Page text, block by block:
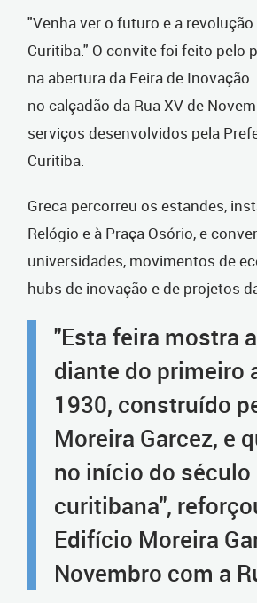
"Venha ver o futuro e a
Curitiba." O convite foi feito pelo
na abertura da Feira de
no calçadão da Rua XV de
serviços desenvolvidos pela
Curitiba.
Greca percorreu os estandes,
Relógio e à Praça Osório, e
universidades, movimentos de
hubs de inovação e de projetos
"Esta feira mostra
diante do primeiro
1930, construído
Moreira Garcez, e
no início do
curitibana",
Edifício Moreira
Novembro com a